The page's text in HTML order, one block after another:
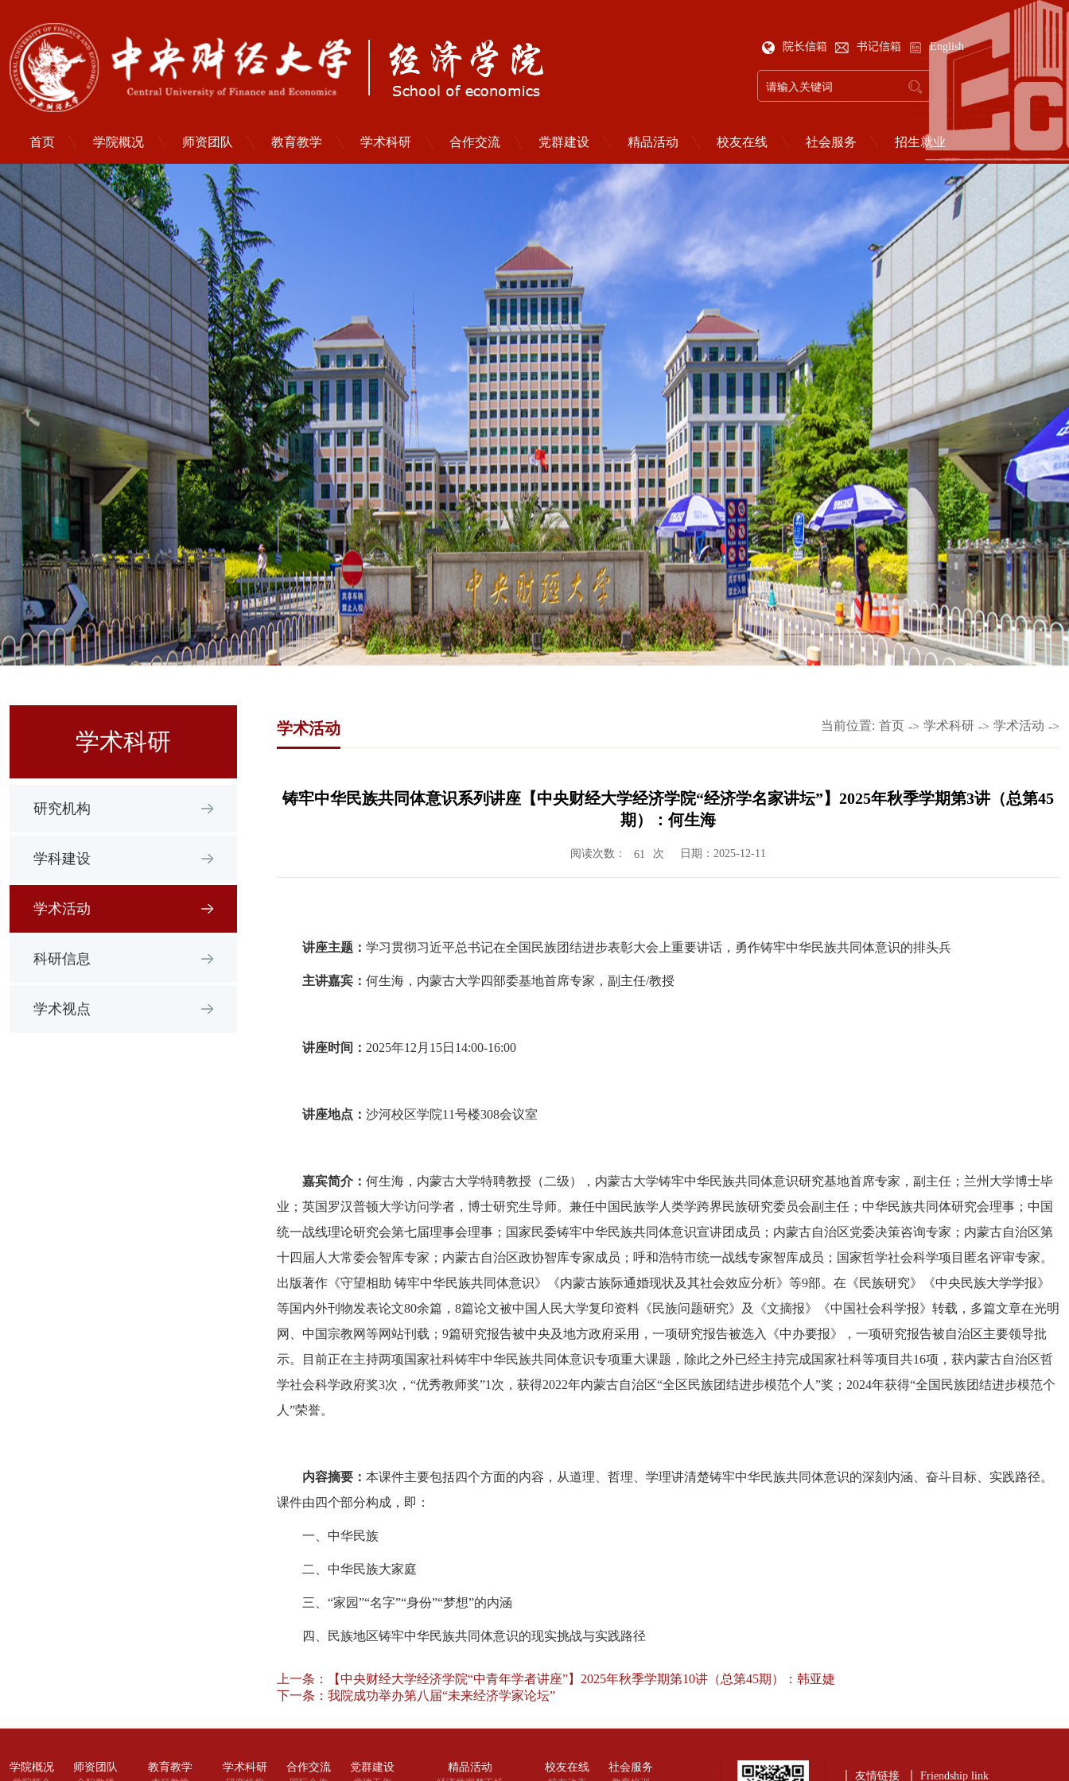
院长信箱 书记信箱 English
首页 学院概况 师资团队 教育教学 学术科研 合作交流 党群建设 精品活动 校友在线 社会服务 招生就业
学术科研
研究机构
学科建设
学术活动
科研信息
学术视点
学术活动 当前位置: 首页 -> 学术科研 -> 学术活动 ->
铸牢中华民族共同体意识系列讲座【中央财经大学经济学院“经济学名家讲坛”】2025年秋季学期第3讲（总第45
期）：何生海
阅读次数： 61 次 日期：2025-12-11
讲座主题： 学习贯彻习近平总书记在全国民族团结进步表彰大会上重要讲话，勇作铸牢中华民族共同体意识的排头兵
主讲嘉宾： 何生海 ， 内蒙古大学四部委基地首席专家 ， 副主任/教授
讲座时间 ： 2025年1 2 月 15日 14:00-16:00
讲座地点： 沙河校区学院11号楼308会议室
嘉宾简介： 何生海 ，内蒙古大学特聘教授（二级），内蒙古大学铸牢中华民族共同体意识研究基地首席专家，副主任；兰州大学博士毕
业；英国罗汉普顿大学访问学者，博士研究生导师。兼任中国民族学人类学跨界民族研究委员会副主任；中华民族共同体研究会理事；中国
统一战线理论研究会第七届理事会理事；国家民委铸牢中华民族共同体意识宣讲团成员；内蒙古自治区党委决策咨询专家；内蒙古自治区第
十四届人大常委会智库专家；内蒙古自治区政协智库专家成员；呼和浩特市统一战线专家智库成员；国家哲学社会科学项目匿名评审专家。
出版著作《守望相助 铸牢中华民族共同体意识》《内蒙古族际通婚现状及其社会效应分析》等9部。在《民族研究》《中央民族大学学报》
等国内外刊物发表论文80余篇， 8篇论文被中国人民大学复印资料《民族问题研究》及《文摘报》《中国社会科学报》转载，多篇文章在光明
网、中国宗教网等网站刊载； 9篇研究报告被中央及地方政府采用，一项研究报告被选入《中办要报》，一项研究报告被自治区主要领导批
示。目前正在主持两项国家社科铸牢中华民族共同体意识专项重大课题，除此之外已经主持完成国家社科等项目共16项，获内蒙古自治区哲
学社会科学政府奖3次，“优秀教师奖”1 次，获得2022年内蒙古自治区“全区民族团结进步模范个人”奖； 2024年获得“全国民族团结进步模范个
人”荣誉。
内容摘要 ： 本课件主要包括四个方面的内容，从道理、哲理、学理讲清楚铸牢中华民族共同体意识的深刻内涵、奋斗目标、实践路径。
课件由四个部分构成，即：
一、中华民族
二、中华民族大家庭
三、 “家园”“名字”“身份”“梦想”的内涵
四、民族地区铸牢中华民族共同体意识的现实挑战与实践路径
上一条：
【中央财经大学经济学院“中青年学者讲座”】2025年秋季学期第10讲（总第45期）：韩亚婕
下一条： 我院成功举办第八届“未来经济学家论坛”
学院概况 师资团队 教育教学 学术科研 合作交流 党群建设 精品活动 校友在线 社会服务
友情链接 Friendship link